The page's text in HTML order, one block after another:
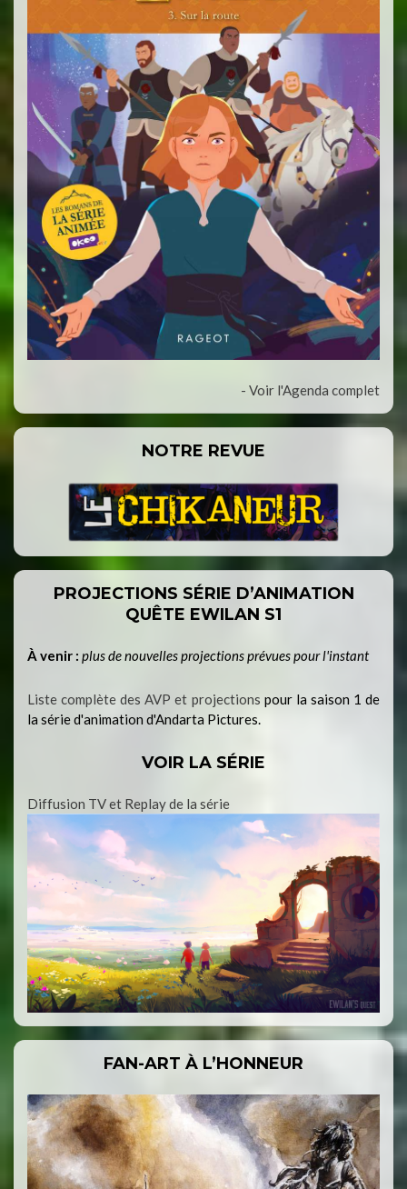
- Voir l'Agenda complet
NOTRE REVUE
PROJECTIONS SÉRIE D’ANIMATION
QUÊTE EWILAN S1
À venir : plus de nouvelles projections prévues pour l'instant
Liste complète des AVP et projections pour la saison 1 de
la série d'animation d'Andarta Pictures.
VOIR LA SÉRIE
Diffusion TV et Replay de la série
FAN-ART À L’HONNEUR